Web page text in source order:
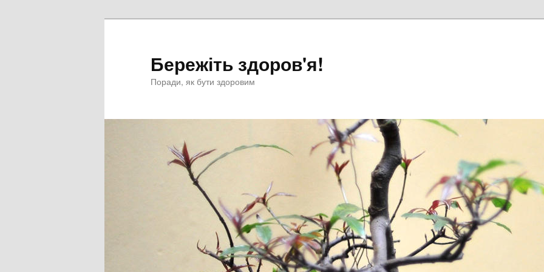
Бережіть здоров'я!
Поради, як бути здоровим